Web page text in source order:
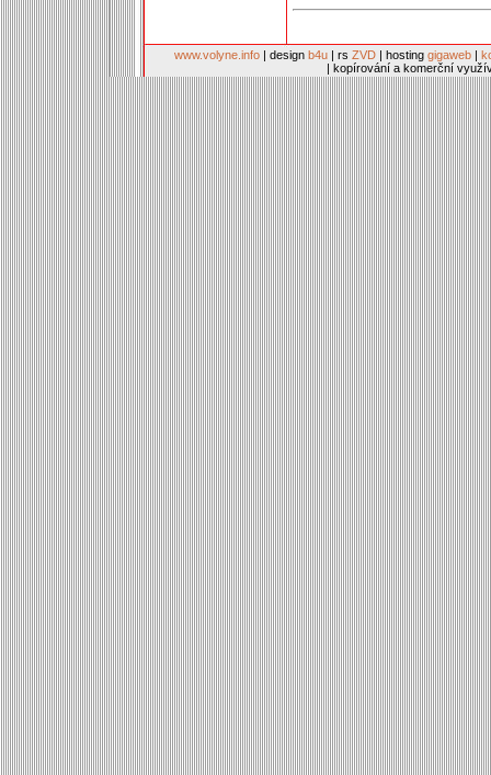
www.volyne.info | design b4u | rs ZVD | hosting gigaweb |
| kopírování a komerční